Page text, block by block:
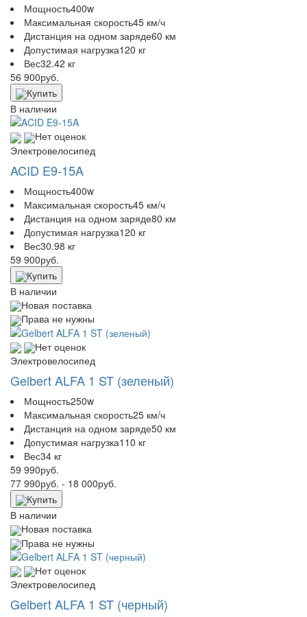
Мощность400w
Максимальная скорость45 км/ч
Дистанция на одном заряде60 км
Допустимая нагрузка120 кг
Вес32.42 кг
56 900руб.
Купить
В наличии
Нет оценок
Электровелосипед
ACID E9-15A
Мощность400w
Максимальная скорость45 км/ч
Дистанция на одном заряде80 км
Допустимая нагрузка120 кг
Вес30.98 кг
59 900руб.
Купить
В наличии
Новая поставка
Права не нужны
Нет оценок
Электровелосипед
Gelbert ALFA 1 ST (зеленый)
Мощность250w
Максимальная скорость25 км/ч
Дистанция на одном заряде50 км
Допустимая нагрузка110 кг
Вес34 кг
59 990руб.
77 990руб. - 18 000руб.
Купить
В наличии
Новая поставка
Права не нужны
Нет оценок
Электровелосипед
Gelbert ALFA 1 ST (черный)